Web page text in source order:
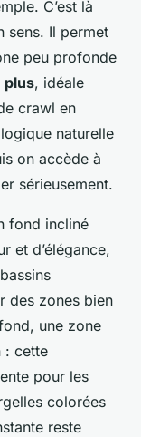
C’est là
sens. Il permet
peu profonde
plus, idéale
crawl en
naturelle
on accède à
sérieusement.
fond incliné
et d’élégance,
des zones bien
une zone
: cette
pour les
colorées
reste